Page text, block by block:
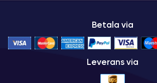
Betala via
Leverans via